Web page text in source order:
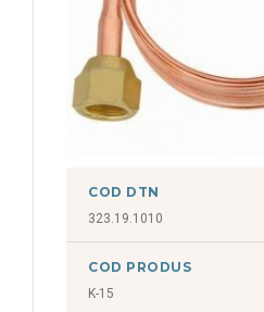
COD DTN
323.19.1010
COD PRODUS
K-15